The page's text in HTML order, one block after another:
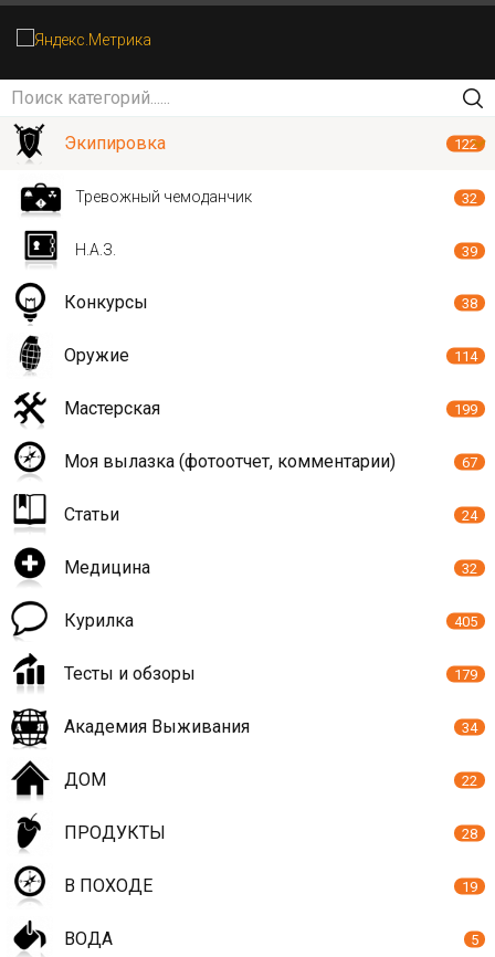
Экипировка 122
Тревожный чемоданчик 32
Н.А.З. 39
Конкурсы 38
Оружие 114
Мастерская 199
Моя вылазка (фотоотчет, комментарии) 67
Статьи 24
Медицина 32
Курилка 405
Тесты и обзоры 179
Академия Выживания 34
ДОМ 22
ПРОДУКТЫ 28
В ПОХОДЕ 19
ВОДА 5